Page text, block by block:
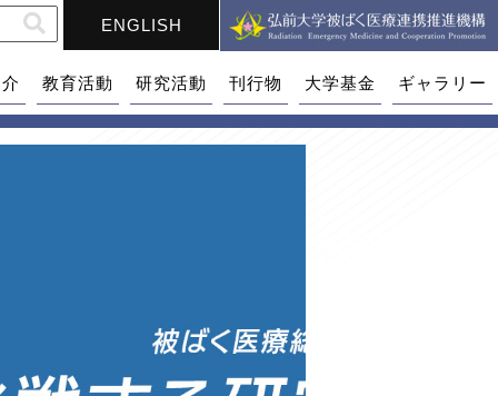
ENGLISH
教育活動 研究活動 刊行物 大学基金 ギャラリー